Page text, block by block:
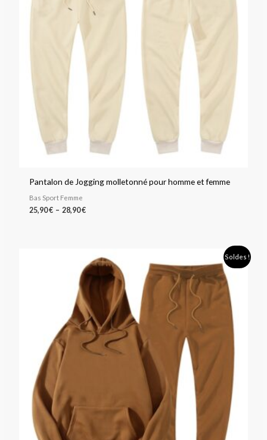
Pantalon de Jogging molletonné pour homme et femme
Bas Sport Femme
25,90€ – 28,90€
Soldes !
de
prix :
41,90 €
57,90 €